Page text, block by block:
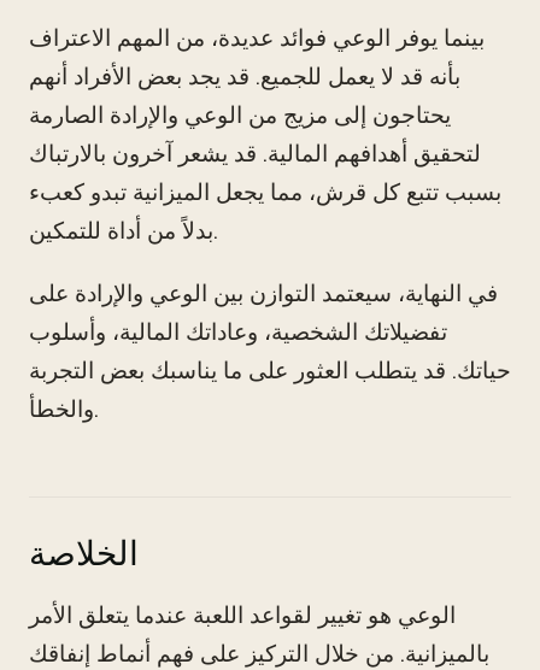
بينما يوفر الوعي فوائد عديدة، من المهم الاعتراف
بأنه قد لا يعمل للجميع. قد يجد بعض الأفراد أنهم
يحتاجون إلى مزيج من الوعي والإرادة الصارمة
لتحقيق أهدافهم المالية. قد يشعر آخرون بالارتباك
بسبب تتبع كل قرش، مما يجعل الميزانية تبدو كعبء
بدلاً من أداة للتمكين.
في النهاية، سيعتمد التوازن بين الوعي والإرادة على
تفضيلاتك الشخصية، وعاداتك المالية، وأسلوب
حياتك. قد يتطلب العثور على ما يناسبك بعض التجربة
والخطأ.
الخلاصة
الوعي هو تغيير لقواعد اللعبة عندما يتعلق الأمر
بالميزانية. من خلال التركيز على فهم أنماط إنفاقك